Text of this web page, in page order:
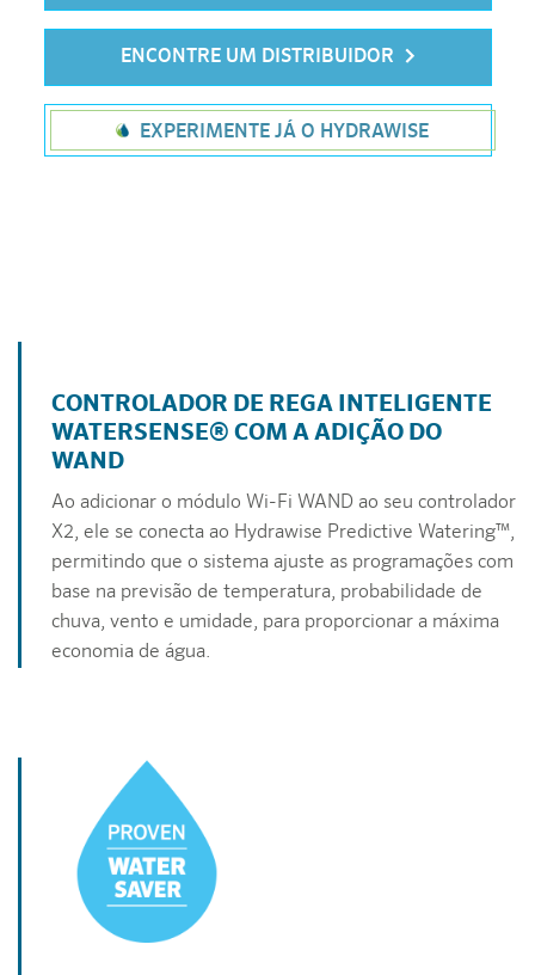
ENCONTRE UM DISTRIBUIDOR
EXPERIMENTE JÁ O HYDRAWISE
CONTROLADOR DE REGA INTELIGENTE
WATERSENSE® COM A ADIÇÃO DO
WAND
Ao adicionar o módulo Wi-Fi WAND ao seu controlador
X2, ele se conecta ao Hydrawise Predictive Watering™,
permitindo que o sistema ajuste as programações com
base na previsão de temperatura, probabilidade de
chuva, vento e umidade, para proporcionar a máxima
economia de água.